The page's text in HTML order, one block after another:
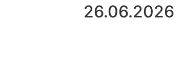
26.06.2026